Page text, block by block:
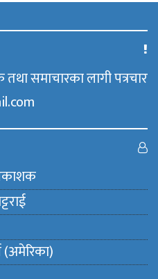
समाचारका लागी पत्रचार
(अमेरिका)